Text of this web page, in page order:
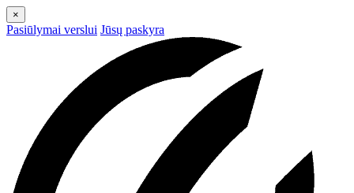
×
Pasiūlymai verslui Jūsų paskyra